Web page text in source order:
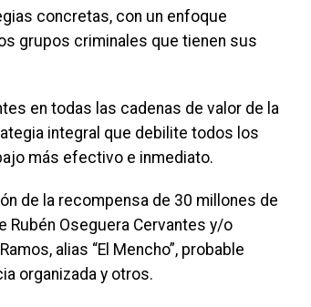
concretas, con un enfoque
grupos criminales que tienen sus
en todas las cadenas de valor de la
integral que debilite todos los
más efectivo e inmediato.
de la recompensa de 30 millones de
Rubén Oseguera Cervantes y/o
alias “El Mencho”, probable
organizada y otros.